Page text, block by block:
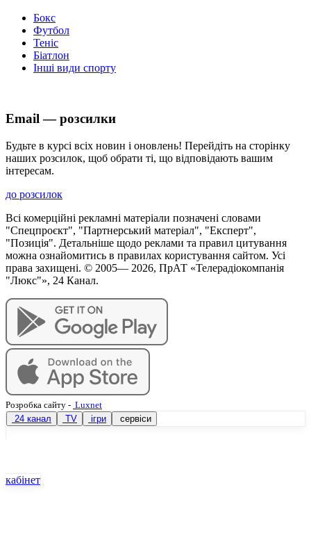
Бокс
Футбол
Теніс
Біатлон
Інші види спорту
Email — розсилки
Будьте в курсі всіх новин і оновлень! Перейдіть на сторінку
наших розсилок, щоб обрати ті, що відповідають вашим
інтересам.
до розсилок
Всі комерційні рекламні матеріали позначені словами
"Спецпроєкт", "Партнерський матеріал", "Експерт",
"Позиція". Детальніше щодо реклами та правил цитування
можна ознайомитись в правилах користування сайтом. Усі
права захищені. © 2005— 2026, ПрАТ «Телерадіокомпанія
"Люкс"», 24 Канал.
Розробка сайту - Luxnet
24 канал
TV ігри сервіси
кабінет